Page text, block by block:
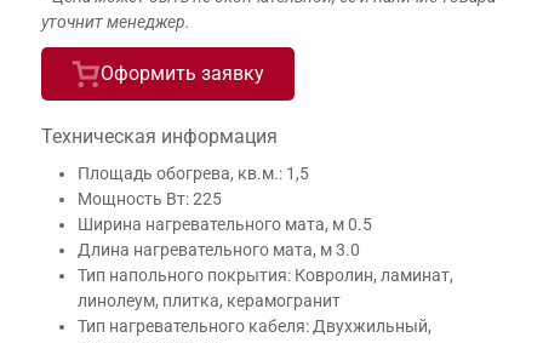
уточнит менеджер.
Оформить заявку
Техническая информация
Площадь обогрева, кв.м.: 1,5
Мощность Вт: 225
Ширина нагревательного мата, м 0.5
Длина нагревательного мата, м 3.0
Тип напольного покрытия: Ковролин, ламинат,
линолеум, плитка, керамогранит
Тип нагревательного кабеля: Двухжильный,